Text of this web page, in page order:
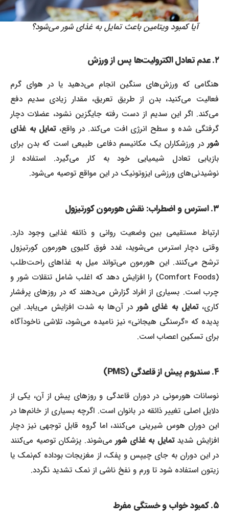
آیا کمبود ویتامین باعث تمایل به غذای شور می‌شود؟
هنگامی که ورزش‌های سنگین انجام می‌دهید یا در هوای گرم
فعالیت می‌کنید، بدن از طریق تعریق، مقدار زیادی سدیم دفع
می‌کند. اگر این سدیم از دست رفته جایگزین نشود، عضلات دچار
گرفتگی شده و سطح انرژی افت می‌کند. در واقع،تمایل به غذای
شوردر ورزشکاران یک مکانیسم دفاعی طبیعی است که بدن برای
بازیابی تعادل شیمیایی خود به کار می‌گیرد. استفاده از
نوشیدنی‌های ورزشی ایزوتونیک در این مواقع توصیه می‌شود.
ارتباط مستقیمی بین وضعیت روانی و ذائقه غذایی وجود دارد.
وقتی دچار استرس می‌شوید، غدد فوق کلیوی هورمون کورتیزول
ترشح می‌کنند. این هورمون می‌تواند میل به غذاهای راحت‌طلب
(Comfort Foods) را افزایش دهد که اغلب شامل تنقلات شور و
چرب است. بسیاری از افراد گزارش می‌دهند که در روزهای پرفشار
کاری،تمایل به غذای شوردر آن‌ها به شدت افزایش می‌یابد. این
پدیده که «گرسنگی هیجانی» نیز نامیده می‌شود، تلاشی ناخودآگاه
برای تسکین اعصاب است.
نوسانات هورمونی در دوران قاعدگی و روزهای پیش از آن، یکی از
دلایل اصلی تغییر ذائقه در بانوان است. اگرچه بسیاری از خانم‌ها در
این دوران هوس شیرینی می‌کنند، اما گروه قابل توجهی نیز دچار
افزایش شدیدتمایل به غذای شورمی‌شوند. پزشکان توصیه می‌کنند
در این دوران به جای چیپس و پفک، از مغزیجات بوداده کم‌نمک یا
زیتون استفاده شود تا ورم و نفخ ناشی از نمک تشدید نگردد.